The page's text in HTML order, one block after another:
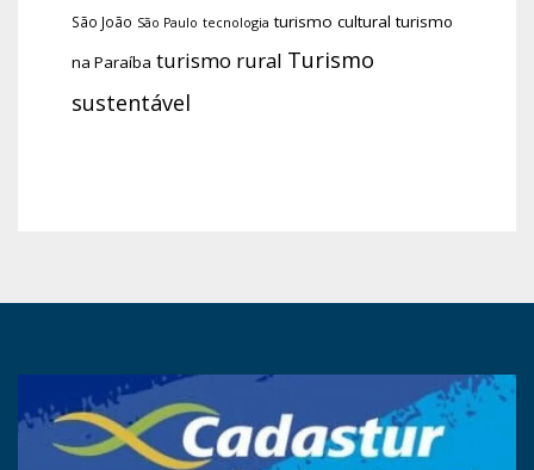
São João São Paulo tecnologia turismo cultural turismo
na Paraíba turismo rural Turismo
sustentável